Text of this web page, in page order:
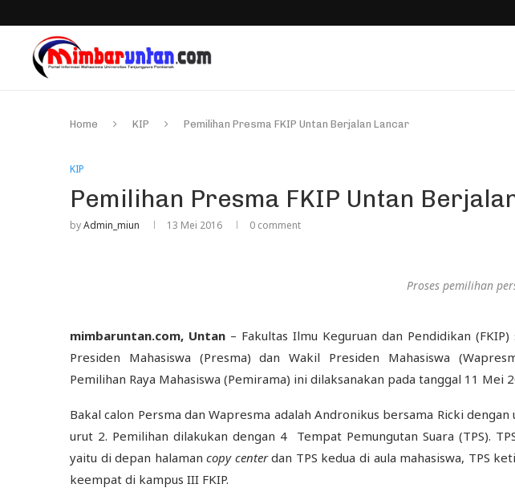
Home KIP Pemilihan Presma FKIP Untan Berjalan Lancar
KIP
Pemilihan Presma FKIP Untan
byAdmin_miun 13 Mei 2016 0 comment
Proses pemilihan
mimbaruntan.com, Untan – Fakultas Ilmu Keguruan dan Pendidikan
Presiden Mahasiswa (Presma) dan Wakil Presiden Mahasiswa
Pemilihan Raya Mahasiswa (Pemirama) ini dilaksanakan pada tanggal 11 Mei
Bakal calon Persma dan Wapresma adalah Andronikus bersama Ricki
urut 2. Pemilihan dilakukan dengan 4 Tempat Pemungutan Suara (TPS).
yaitu di depan halaman copy centerdan TPS kedua di aula mahasiswa, TPS
keempat di kampus III FKIP.